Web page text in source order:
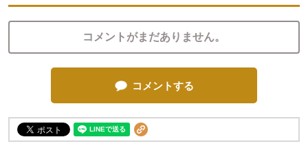
コメントがまだありません。
コメントする